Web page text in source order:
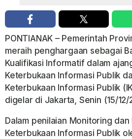
PONTIANAK – Pemerintah
meraih penghargaan sebagai
Kualifikasi Informatifdalam
Keterbukaan Informasi Publik
Keterbukaan Informasi Publik
digelar di Jakarta, Senin (15/12/
Dalam penilaian Monitoring dan
Keterbukaan Informasi Publik